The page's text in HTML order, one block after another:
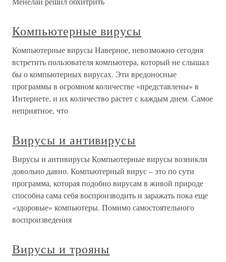
Компьютерные вирусы
Компьютерные вирусы Наверное, невозможно сегодня
встретить пользователя компьютера, который не слышал
бы о компьютерных вирусах. Эти вредоносные
программы в огромном количестве «представлены» в
Интернете, и их количество растет с каждым днем. Самое
неприятное, что
Вирусы и антивирусы
Вирусы и антивирусы Компьютерные вирусы возникли
довольно давно. Компьютерный вирус – это по сути
программа, которая подобно вирусам в живой природе
способна сама себя воспроизводить и заражать пока еще
«здоровые» компьютеры. Помимо самостоятельного
воспроизведения
Вирусы и трояны